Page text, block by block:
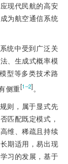
现代民航的高安
为航空通信系统
统中受到广泛关
、生成式概率模
型等多类技术路
侧重[1‒2]。
则，属于显式先
匹配既定模式，
维、稀疏且持续
期适用，易出现
习的发展，基于